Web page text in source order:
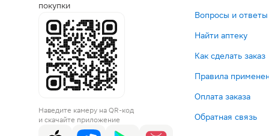
покупки
Наведите камеру на QR-код
и скачайте приложение
Вопросы и ответы
Найти аптеку
Как сделать заказ
Правила
Оплата заказа
Обратная связь